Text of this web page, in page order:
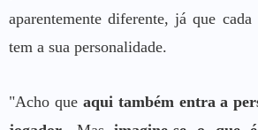
aparentemente diferente, já que
tem a sua personalidade.
"Acho que aqui também entra a